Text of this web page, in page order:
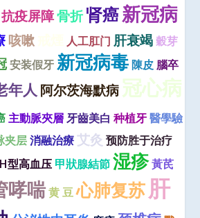
抗疫屏障骨折肾癌新冠病
咳嗽 人工肛门 肝衰竭 穀芽
安装假牙 新冠病毒 陳皮 腦卒
年人 阿尔茨海默病 冠心病
主動脈夾層 牙齒美白 种植牙 醫學驗
夹层 消融治療 艾灸 预防胜于治疗
H型高血压 甲狀腺結節 湿疹黃芪
哮喘黄 豆 心肺复苏 肝